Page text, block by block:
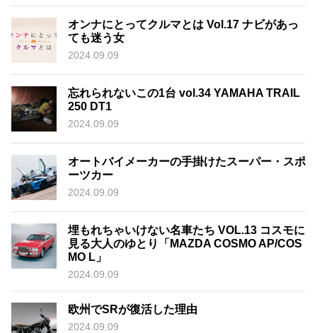
オンナにとってクルマとは Vol.17 ナビがあっ
ても迷う女
2024.09.09
忘れられないこの1台 vol.34 YAMAHA TRAIL
250 DT1
2024.09.09
オートバイメーカーの手掛けたスーパー・スポ
ーツカー
2024.09.09
埋もれちゃいけない名車たち VOL.13 コスモに
見る大人のゆとり「MAZDA COSMO AP/COS
MO L」
2024.09.09
欧州でSRが復活した理由
2024.09.09